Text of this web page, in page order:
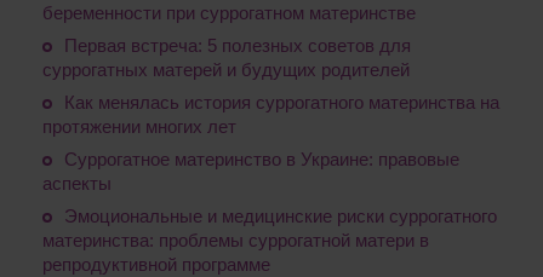
беременности при суррогатном материнстве
Первая встреча: 5 полезных советов для
суррогатных матерей и будущих родителей
Как менялась история суррогатного материнства на
протяжении многих лет
Суррогатное материнство в Украине: правовые
аспекты
Эмоциональные и медицинские риски суррогатного
материнства: проблемы суррогатной матери в
репродуктивной программе